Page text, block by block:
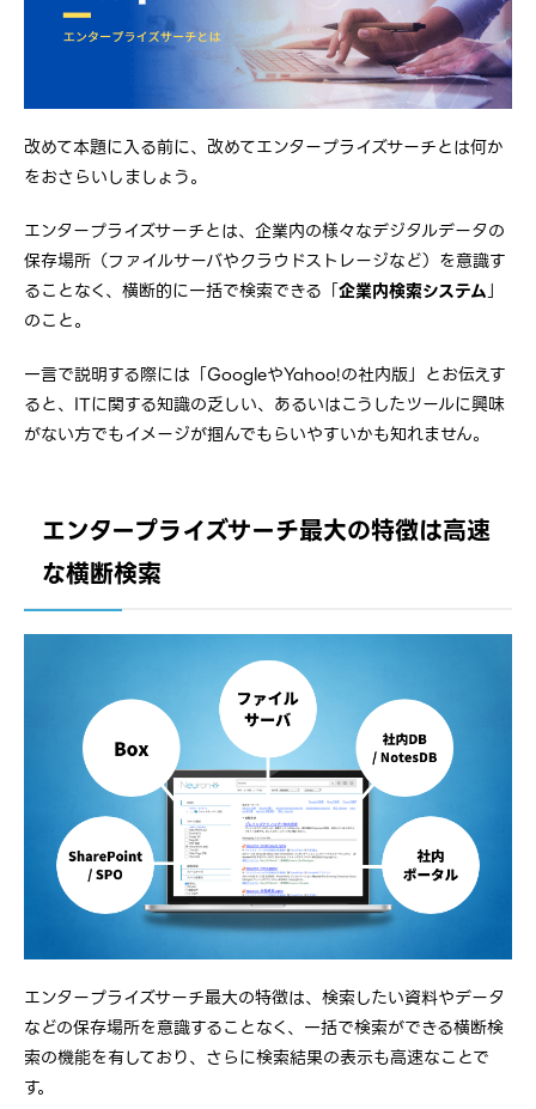
改めて本題に入る前に、改めてエンタープライズサーチとは何か
をおさらいしましょう。
エンタープライズサーチとは、企業内の様々なデジタルデータの
保存場所（ファイルサーバやクラウドストレージなど）を意識す
ることなく、横断的に一括で検索できる「企業内検索システム」
のこと。
一言で説明する際には「GoogleやYahoo!の社内版」とお伝えす
ると、ITに関する知識の乏しい、あるいはこうしたツールに興味
がない方でもイメージが掴んでもらいやすいかも知れません。
エンタープライズサーチ最大の特徴は高速
な横断検索
エンタープライズサーチ最大の特徴は、検索したい資料やデータ
などの保存場所を意識することなく、一括で検索ができる横断検
索の機能を有しており、さらに検索結果の表示も高速なことで
す。